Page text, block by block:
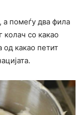
а помеѓу два фила
колач со какао
какао петит